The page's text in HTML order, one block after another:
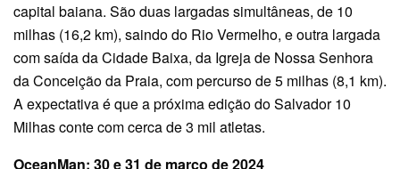
capital baiana. São duas largadas simultâneas, de 10
milhas (16,2 km), saindo do Rio Vermelho, e outra largada
com saída da Cidade Baixa, da Igreja de Nossa Senhora
da Conceição da Praia, com percurso de 5 milhas (8,1 km).
A expectativa é que a próxima edição do Salvador 10
Milhas conte com cerca de 3 mil atletas.
OceanMan: 30 e 31 de março de 2024